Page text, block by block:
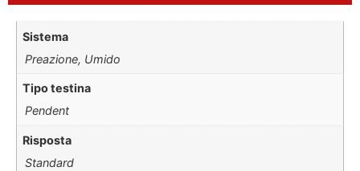
Sistema
Preazione, Umido
Tipo testina
Pendent
Risposta
Standard